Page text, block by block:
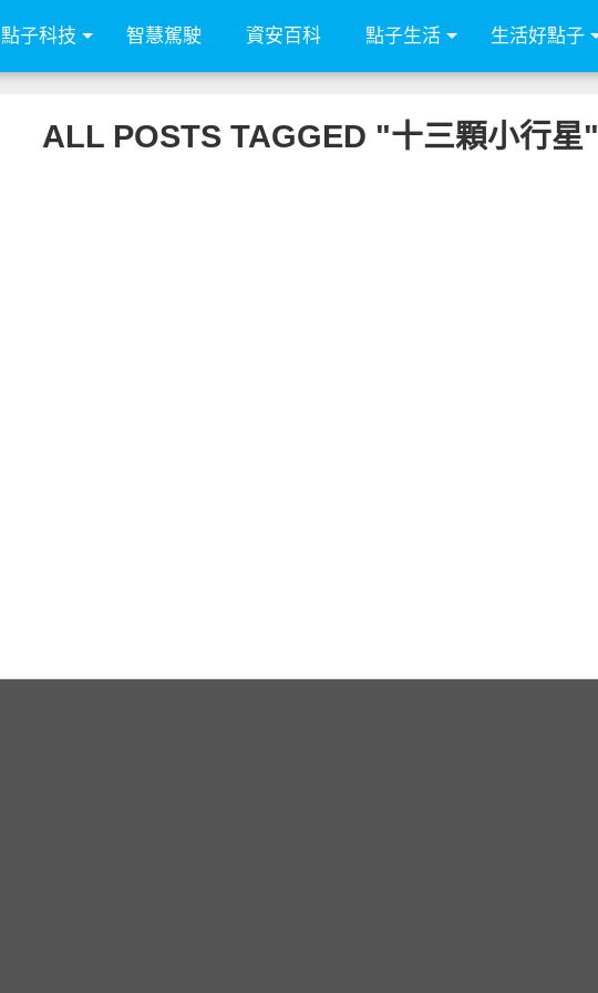
點子科技 智慧駕駛 資安百科 點子生活 生活好點子
ALL POSTS TAGGED "十三顆小行星"